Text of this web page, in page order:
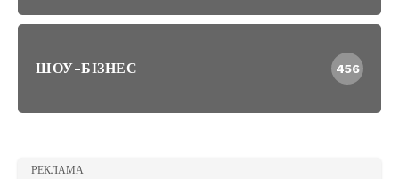
ШОУ-БІЗНЕС 456
РЕКЛАМА